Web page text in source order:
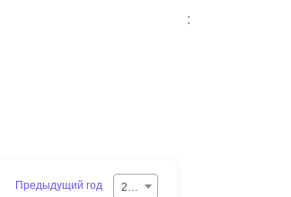
:
Предыдущий год 2026